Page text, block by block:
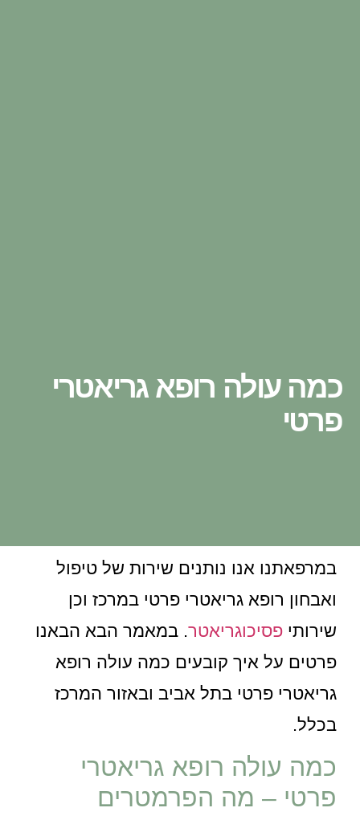
כמה עולה רופא גריאטרי
פרטי
במרפאתנו אנו נותנים שירות של טיפול
ואבחון רופא גריאטרי פרטי במרכז וכן
שירותיפסיכוגריאטר. במאמר הבא הבאנו
פרטים על איך קובעים כמה עולה רופא
גריאטרי פרטי בתל אביב ובאזור המרכז
בכלל.
כמה עולה רופא גריאטרי
פרטי – מה הפרמטרים